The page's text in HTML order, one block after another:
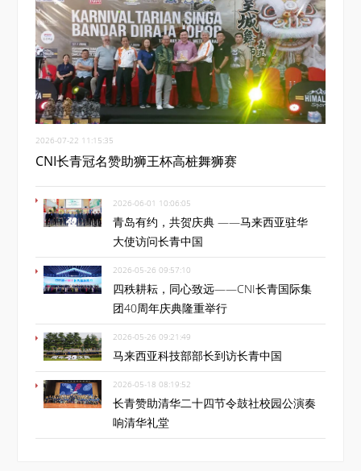
2026-07-22 11:15:35
CNI长青冠名赞助狮王杯高桩舞狮赛
2026-06-01 10:06:05
青岛有约，共贺庆典 ——马来西亚驻华
大使访问长青中国
2026-05-26 09:57:10
四秩耕耘，同心致远——CNI长青国际集
团40周年庆典隆重举行
2026-05-26 09:21:49
马来西亚科技部部长到访长青中国
2026-05-18 08:19:52
长青赞助清华二十四节令鼓社校园公演奏
响清华礼堂